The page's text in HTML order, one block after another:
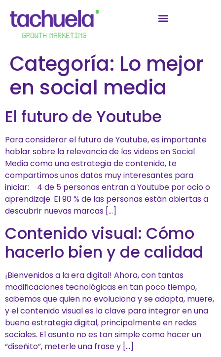
Categoría: Lo mejor
en social media
El futuro de Youtube
Para considerar el futuro de Youtube, es importante
hablar sobre la relevancia de los videos en Social
Media como una estrategia de contenido, te
compartimos unos datos muy interesantes para
iniciar: 4 de 5 personas entran a Youtube por ocio o
aprendizaje. El 90 % de las personas están abiertas a
descubrir nuevas marcas […]
Contenido visual: Cómo
hacerlo bien y de calidad
¡Bienvenidos a la era digital! Ahora, con tantas
modificaciones tecnológicas en tan poco tiempo,
sabemos que quien no evoluciona y se adapta, muere,
y el contenido visual es la clave para integrar en una
buena estrategia digital, principalmente en redes
sociales. El asunto no es tan simple como hacer un
“diseñito”, meterle una frase y […]